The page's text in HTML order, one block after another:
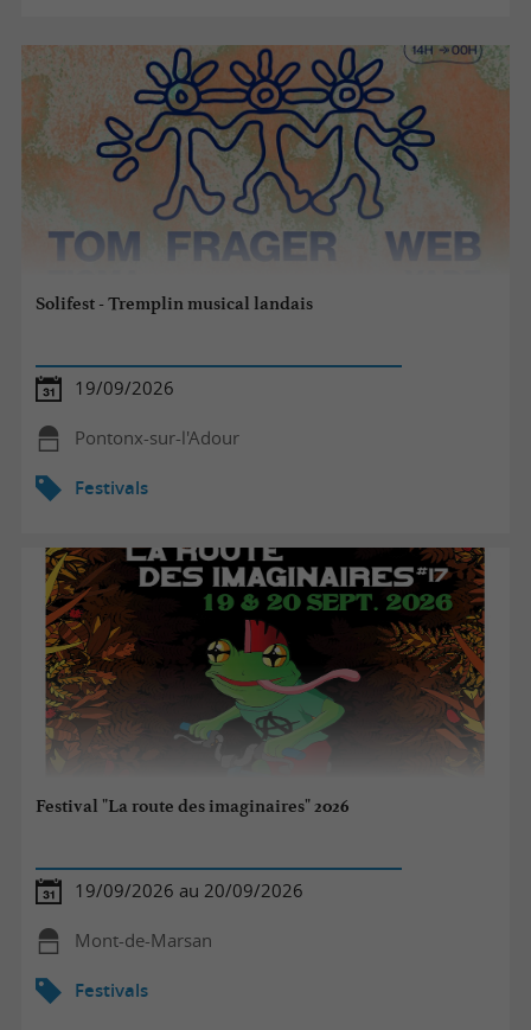
Solifest - Tremplin musical landais
19/09/2026
Pontonx-sur-l'Adour
Festivals
Festival "La route des imaginaires" 2026
19/09/2026 au 20/09/2026
Mont-de-Marsan
Festivals